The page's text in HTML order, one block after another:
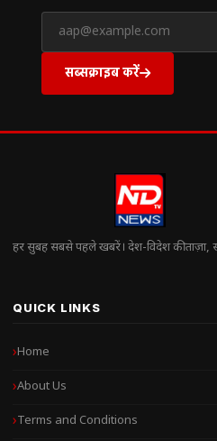
सब्सक्राइब करें
हर सुबह सबसे पहले खबरें। देश-विदेश की ताज़ा,
QUICK LINKS
Home
About Us
Terms and Conditions